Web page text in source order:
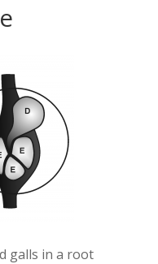
galls in a root